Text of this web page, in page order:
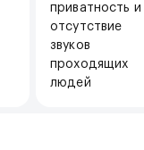
приватность и
отсутствие
звуков
проходящих
людей